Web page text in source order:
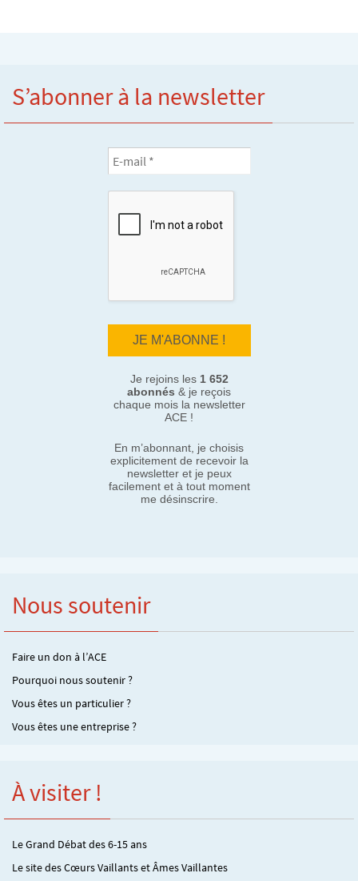
S’abonner à la newsletter
Je rejoins les 1 652
abonnés & je reçois
chaque mois la newsletter
ACE !
En m’abonnant, je choisis
explicitement de recevoir la
newsletter et je peux
facilement et à tout moment
me désinscrire.
Nous soutenir
Faire un don à l’ACE
Pourquoi nous soutenir ?
Vous êtes un particulier ?
Vous êtes une entreprise ?
À visiter !
Le Grand Débat des 6-15 ans
Le site des Cœurs Vaillants et Âmes Vaillantes